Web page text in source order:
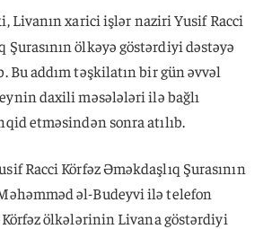
Livanın xarici işlər naziri Yusif Racci
Şurasının ölkəyə göstərdiyi dəstəyə
Bu addım təşkilatın bir gün əvvəl
daxili məsələləri ilə bağlı
etməsindən sonra atılıb.
Racci Körfəz Əməkdaşlıq Şurasının
əl-Budeyvi ilə telefon
Körfəz ölkələrinin Livana göstərdiyi